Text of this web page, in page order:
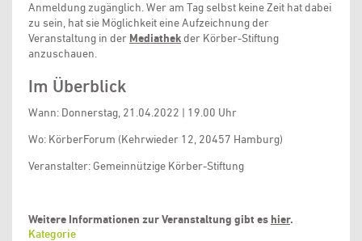
Anmeldung zugänglich. Wer am Tag selbst keine Zeit hat dabei
zu sein, hat sie Möglichkeit eine Aufzeichnung der
Veranstaltung in der Mediathekder Körber-Stiftung
anzuschauen.
Im Überblick
Wann: Donnerstag, 21.04.2022 | 19.00 Uhr
Wo: KörberForum (Kehrwieder 12, 20457 Hamburg)
Veranstalter: Gemeinnützige Körber-Stiftung
Weitere Informationen zur Veranstaltung gibt es hier.
Kategorie